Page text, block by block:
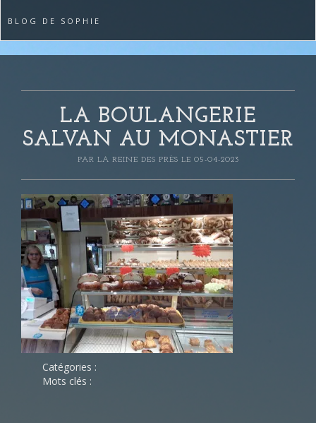
BLOG DE SOPHIE
LA BOULANGERIE
SALVAN AU MONASTIER
PAR LA REINE DES PRÈS LE 05-04-2023
Catégories :
Mots clés :